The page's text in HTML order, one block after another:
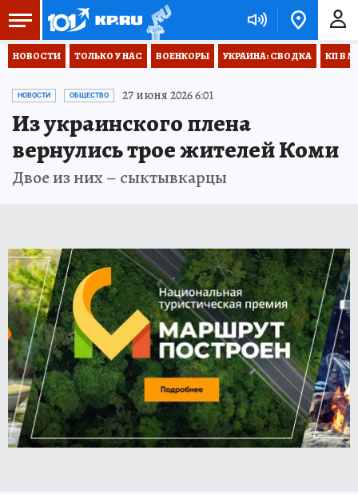
НОВОСТИ ТОЛЬКО У НАС ВОЕНКОРЫ УКРАИНА: СВОДКА КП В
НОВОСТИ ОБЩЕСТВО 27 июня 2026 6:01
Из украинского плена
вернулись трое жителей Коми
Двое из них – сыктывкарцы